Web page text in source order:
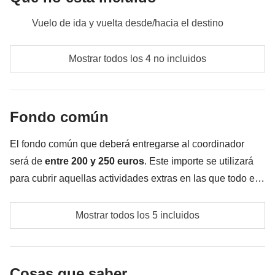
Alquiler de coches incluido en la tarifa del viaje. Gasolina y
actividad de rafting incluidos en el fondo común. Comidas y
bebidas a cargo de cada participante.
Transporte: En total aprox. 3 horas de trayecto
Vuelo de ida y vuelta desde/hacia el destino
Comidas y bebidas no especificadas
meter en la mochila
incluido"
Mostrar todos los 4 no incluidos
Fondo común
El fondo común que deberá entregarse al coordinador
será de entre 200 y 250 euros. Este importe se utilizará
para cubrir aquellas actividades extras en las que todo el
anteriormente mencionados. Dependiendo de las
necesidadesin situ, esta cantidad puede variar y podría
tener que aumentarse. En cualquier caso se devolverá la
Transportes localesMostrar todos los 5 incluidos